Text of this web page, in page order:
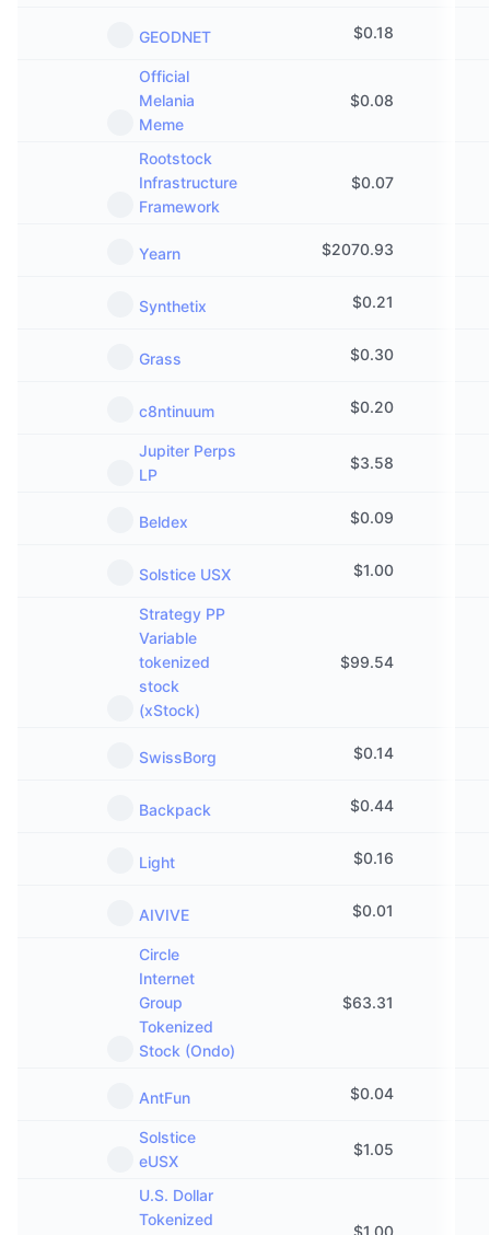
GEODNET $0.18
Official
Melania
Meme
$0.08
Rootstock
Infrastructure
Framework
$0.07
Yearn $2070.93
Synthetix $0.21
Grass $0.30
c8ntinuum $0.20
Jupiter Perps
LP
$3.58
Beldex $0.09
Solstice USX $1.00
Strategy PP
Variable
tokenized
stock
(xStock)
$99.54
SwissBorg $0.14
Backpack $0.44
Light $0.16
AIVIVE $0.01
Circle
Internet
Group
Tokenized
Stock (Ondo)
$63.31
AntFun $0.04
Solstice
eUSX
$1.05
U.S. Dollar
Tokenized
$1.00